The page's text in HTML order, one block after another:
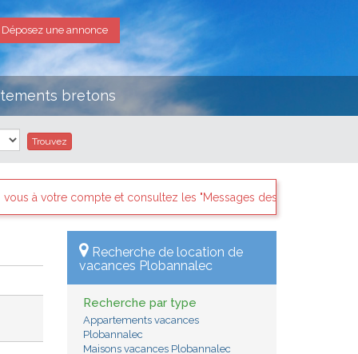
une annonce
bretons
des internautes pressés" il y a sans doute des
Recherche de location de
vacances Plobannalec
Recherche par type
Appartements vacances
Plobannalec
Maisons vacances Plobannalec